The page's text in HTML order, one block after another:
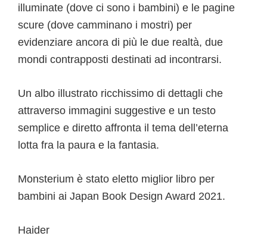
illuminate (dove ci sono i bambini) e le pagine
scure (dove camminano i mostri) per
evidenziare ancora di più le due realtà, due
mondi contrapposti destinati ad incontrarsi.
Un albo illustrato ricchissimo di dettagli che
attraverso immagini suggestive e un testo
semplice e diretto affronta il tema dell’eterna
lotta fra la paura e la fantasia.
Monsterium è stato eletto miglior libro per
bambini ai Japan Book Design Award 2021.
Haider